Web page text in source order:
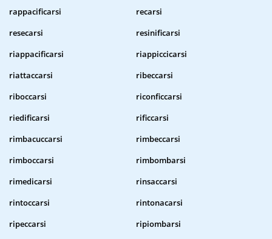
rappacificarsi
recarsi
resecarsi
resinificarsi
riappacificarsi
riappiccicarsi
riattaccarsi
ribeccarsi
riboccarsi
riconficcarsi
riedificarsi
rificcarsi
rimbacuccarsi
rimbeccarsi
rimboccarsi
rimbombarsi
rimedicarsi
rinsaccarsi
rintoccarsi
rintonacarsi
ripeccarsi
ripiombarsi